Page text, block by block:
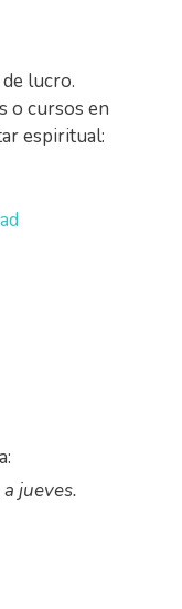
lucro.
o cursos en
espiritual:
jueves.